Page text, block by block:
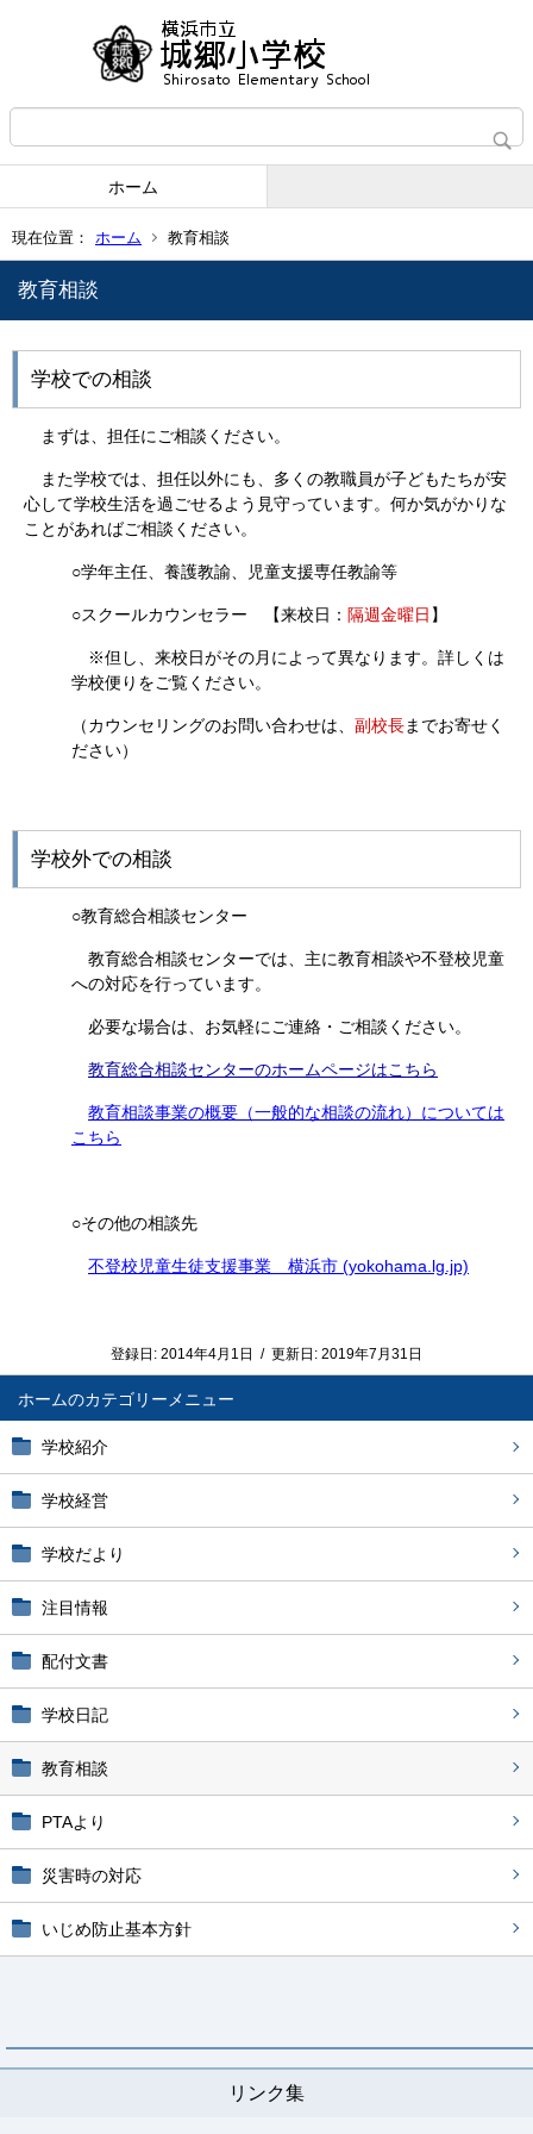
ホーム
現在位置： ホーム 教育相談
ホーム
学校紹介
学校経営
学校だより
注目情報
配付文書
学校日記
教育相談
PTAより
災害時の対応
いじめ防止基本方針
リンク集
教育相談
学校での相談
まずは、担任にご相談ください。
また学校では、担任以外にも、多くの教職員が子どもたちが安
心して学校生活を過ごせるよう見守っています。何か気がかりな
ことがあればご相談ください。
○学年主任、養護教諭、児童支援専任教諭等
○スクールカウンセラー 【来校日： 隔週金曜日 】
※但し、来校日がその月によって異なります。詳しくは
学校便りをご覧ください。
（カウンセリングのお問い合わせは、 副校長までお寄せく
ださい）
学校外での相談
○教育総合相談センター
教育総合相談センターでは、主に教育相談や不登校児童
への対応を行っています。
必要な場合は、お気軽にご連絡・ご相談ください。
教育総合相談センターのホームページはこちら
教育相談事業の概要（一般的な相談の流れ）については
こちら
○その他の相談先
不登校児童生徒支援事業 横浜市 (yokohama.lg.jp)
登録日: 2014年4月1日 / 更新日: 2019年7月31日